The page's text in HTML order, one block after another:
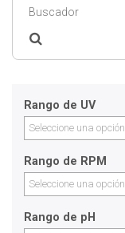
Rango de UV
Seleccione una opción
Rango de RPM
Seleccione una opción
Rango de pH